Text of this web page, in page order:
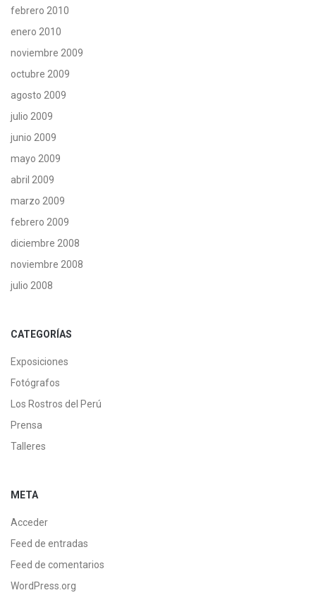
febrero 2010
enero 2010
noviembre 2009
octubre 2009
agosto 2009
julio 2009
junio 2009
mayo 2009
abril 2009
marzo 2009
febrero 2009
diciembre 2008
noviembre 2008
julio 2008
CATEGORÍAS
Exposiciones
Fotógrafos
Los Rostros del Perú
Prensa
Talleres
META
Acceder
Feed de entradas
Feed de comentarios
WordPress.org